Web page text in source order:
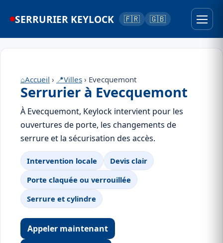
SERRURIER KEYLOCK 🇫🇷 🇬🇧
⌂Accueil › 📍Villes › Evecquemont
Serrurier à Evecquemont
À Evecquemont, Keylock intervient pour les
ouvertures de porte, les changements de
serrure et la sécurisation des accès.
Intervention locale
Devis clair
Porte claquée ou verrouillée
Serrure et cylindre
Appeler maintenant